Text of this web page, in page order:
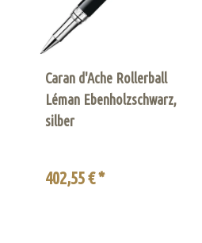
Caran d'Ache Rollerball
Léman Ebenholzschwarz,
silber
402,55 € *